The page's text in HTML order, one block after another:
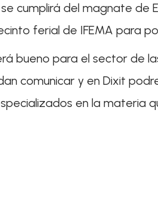
cumplirá del magnate de
ferial de IFEMA para
bueno para el sector de
comunicar y en Dixit
en la materia